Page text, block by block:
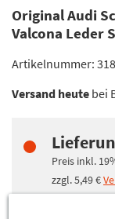
Original Audi
Valcona Leder
Artikelnummer:
Versand heute bei
Preis inkl.
zzgl.5,49 €